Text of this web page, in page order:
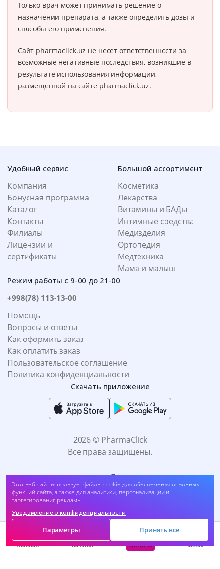
Этот веб-сайт использует файлы cookie для обеспечения основных
функций сайта, а также для аналитики, персонализации и
таргетирования рекламы.
Уведомление о конфиденциальности
Параметры Принять все
Только врач может принимать решение о
назначении препарата, а также определить дозы и
способы его применения.
Сайт pharmaclick.uz не несет ответственности за
возможные негативные последствия, возникшие в
результате использования информации,
размещенной на сайте pharmaclick.uz.
Удобный сервис
Компания
Бонусная программа
Каталог
Контакты
Филиалы
Лицензии и
сертификаты
Большой ассортимент
Косметика
Лекарства
Витамины и БАДы
Интимные средства
Медизделия
Ортопедия
Медтехника
Мама и малыш
Режим работы с 9-00 до 21-00
+998(78) 113-13-00
Помощь
Вопросы и ответы
Как оформить заказ
Как оплатить заказ
Пользовательское соглашение
Политика конфиденциальности
Скачать приложение
2026 © PharmaClick
Все права защищены.
Принимаем к оплате:
Главная Каталог Корзина Меню